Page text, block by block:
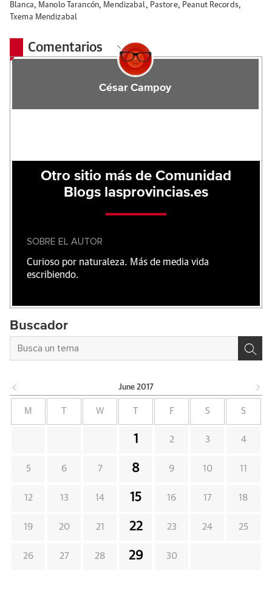
Blanca, Manolo Tarancón, Mendizabal, Pastore, Peanut Records,
Txema Mendizabal
Comentarios
César Campoy
Otro sitio más de Comunidad
Blogs lasprovincias.es
SOBRE EL AUTOR
Curioso por naturaleza. Más de media vida
escribiendo.
Buscador
June 2017
M T W T F S S
1 2 3 4
5 6 7 8 9 10 11
12 13 14 15 16 17 18
19 20 21 22 23 24 25
26 27 28 29 30